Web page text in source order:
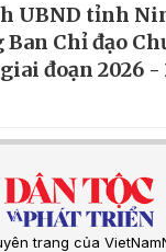
UBND tỉnh
Ban Chỉ đạo
đoạn 2026 -
trang của